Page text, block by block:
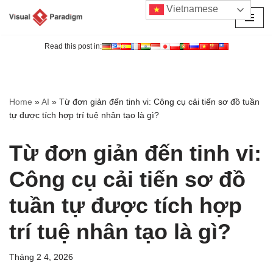
Read this post in:
Home »AI » Từ đơn giản đến tinh vi: Công cụ cải tiến sơ đồ tuần
tự được tích hợp trí tuệ nhân tạo là gì?
Từ đơn giản đến tinh vi:
Công cụ cải tiến sơ đồ
tuần tự được tích hợp
trí tuệ nhân tạo là gì?
Tháng 2 4, 2026
Vietnamese